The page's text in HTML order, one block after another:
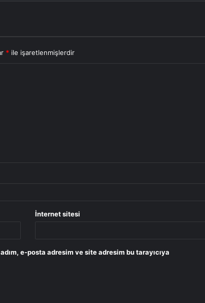
* ile işaretlenmişlerdir
İnternet sitesi
e-posta adresim ve site adresim bu tarayıcıya